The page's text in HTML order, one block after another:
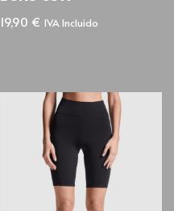
19,90€ IVA Incluido